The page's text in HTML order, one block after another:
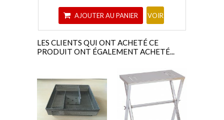
AJOUTER AU PANIER VOIR
LES CLIENTS QUI ONT ACHETÉ CE
PRODUIT ONT ÉGALEMENT ACHETÉ...